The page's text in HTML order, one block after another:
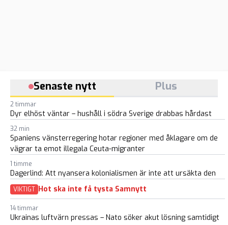
Senaste nytt Plus
2 timmar
Dyr elhöst väntar – hushåll i södra Sverige drabbas hårdast
32 min
Spaniens vänsterregering hotar regioner med åklagare om de
vägrar ta emot illegala Ceuta-migranter
1 timme
Dagerlind: Att nyansera kolonialismen är inte att ursäkta den
VIKTIGT Hot ska inte få tysta Samnytt
14 timmar
Ukrainas luftvärn pressas – Nato söker akut lösning samtidigt